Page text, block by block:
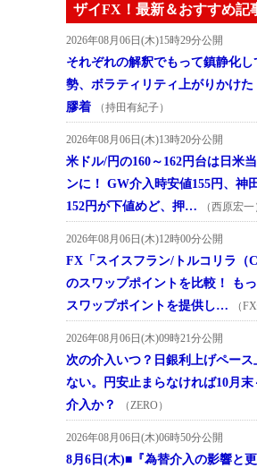
ザイFX！最新＆おすすめ記
2026年08月06日(木)15時29分公開
それぞれの解釈でもって鎮静化
勢、ボラティリティ上がりかけた
膠着
（持田有紀子）
2026年08月06日(木)13時20分公開
米ドル/円の160～162円台は日米
ンに！ GW介入時安値155円、神
152円が下値めど、押…
（西原宏一
2026年08月06日(木)12時00分公開
FX「スイスフラン/トルコリラ（
のスワップポイントを比較！ も
スワップポイントを提供し…
（
2026年08月06日(木)09時21分公開
次の介入いつ？日銀利上げペー
ない。円安止まらなければ10月末
介入か？
（ZERO）
2026年08月06日(木)06時50分公開
8月6日(木)■『為替介入の影響と